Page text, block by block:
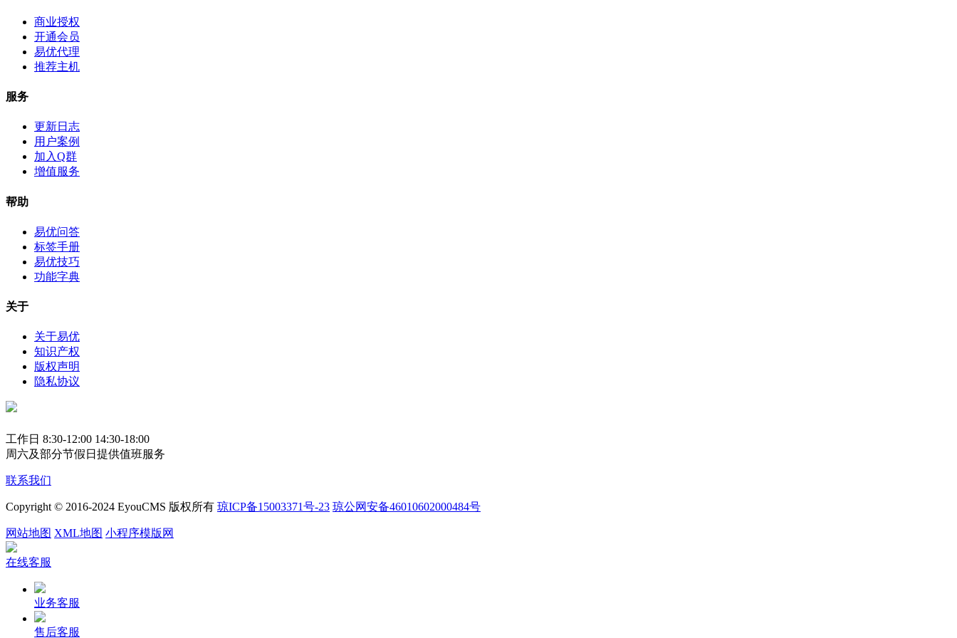
商业授权
开通会员
易优代理
推荐主机
服务
更新日志
用户案例
加入Q群
增值服务
帮助
易优问答
标签手册
易优技巧
功能字典
关于
关于易优
知识产权
版权声明
隐私协议
工作日 8:30-12:00 14:30-18:00
周六及部分节假日提供值班服务
联系我们
Copyright © 2016-2024 EyouCMS 版权所有 琼ICP备15003371号-23 琼公网安备46010602000484号
网站地图 XML地图 小程序模版网
在线客服
业务客服
售后客服